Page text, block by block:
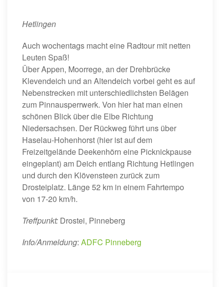
Hetlingen
Auch wochentags macht eine Radtour mit netten
Leuten Spaß!
Über Appen, Moorrege, an der Drehbrücke
Klevendeich und an Altendeich vorbei geht es auf
Nebenstrecken mit unterschiedlichsten Belägen
zum Pinnausperrwerk. Von hier hat man einen
schönen Blick über die Elbe Richtung
Niedersachsen. Der Rückweg führt uns über
Haselau-Hohenhorst (hier ist auf dem
Freizeitgelände Deekenhörn eine Picknickpause
eingeplant) am Deich entlang Richtung Hetlingen
und durch den Klövensteen zurück zum
Drosteiplatz. Länge 52 km in einem Fahrtempo
von 17-20 km/h.
Treffpunkt: Drostei, Pinneberg
Info/Anmeldung: ADFC Pinneberg